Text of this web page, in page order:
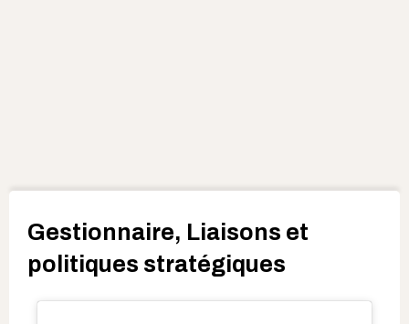
Gestionnaire, Liaisons et
politiques stratégiques